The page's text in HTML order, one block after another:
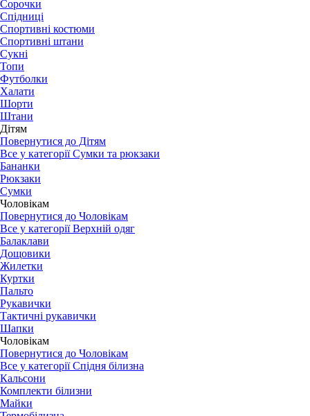
Сорочки
Спідниці
Спортивні костюми
Спортивні штани
Сукні
Топи
Футболки
Халати
Шорти
Штани
Дітям
Повернутися до Дітям
Все у категорії Сумки та рюкзаки
Бананки
Рюкзаки
Сумки
Чоловікам
Повернутися до Чоловікам
Все у категорії Верхній одяг
Балаклави
Дощовики
Жилетки
Куртки
Пальто
Рукавички
Тактичні рукавички
Шапки
Чоловікам
Повернутися до Чоловікам
Все у категорії Спідня білизна
Кальсони
Комплекти білизни
Майки